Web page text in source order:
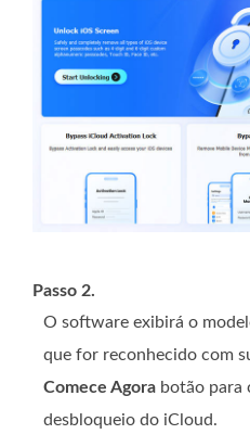
Passo 2.
O software exibirá o
que for reconhecido com
Comece Agora botão para
desbloqueio do iCloud.